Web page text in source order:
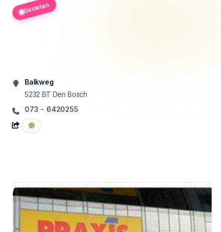
Gesloten
Balkweg
5232 BT Den Bosch
073 - 6420255